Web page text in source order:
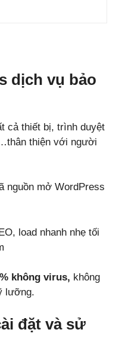
dịch vụ bảo
cả thiết bị, trình duyệt
thiện với người
nguồn mở WordPress
load nhanh nhẹ tối
không virus, không
lưỡng.
đặt và sử